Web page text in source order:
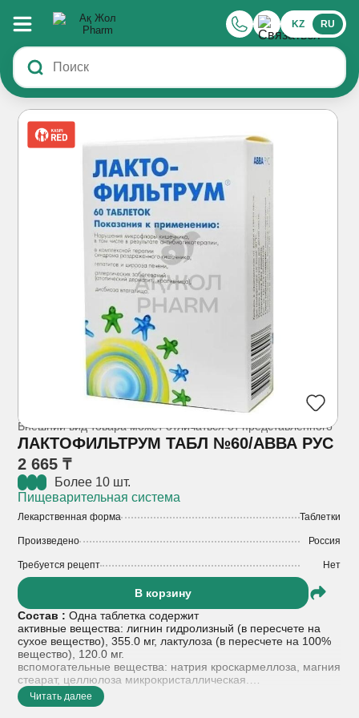
KZ RU
Внешний вид товара может отличаться от представленного
ЛАКТОФИЛЬТРУМ ТАБЛ №60/АВВА РУС
2 665 ₸
Более 10 шт.
Пищеварительная система
Лекарственная форма Таблетки
Произведено Россия
Требуется рецепт Нет
В корзину
Состав : Одна таблетка содержит
активные вещества: лигнин гидролизный (в пересчете на
сухое вещество), 355.0 мг, лактулоза (в пересчете на 100%
вещество), 120.0 мг.
вспомогательные вещества: натрия кроскармеллоза, магния
стеарат, целлюлоза микрокристаллическая.
Показания к применению :
Читать далее